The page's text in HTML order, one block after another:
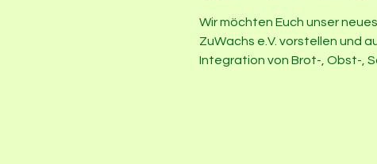
Wir möchten Euch unser
ZuWachs e.V. vorstellen und
Integration von Brot-, Obst-,